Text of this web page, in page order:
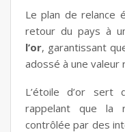
Le plan de relance
retour du pays à
l’or, garantissant
adossé à une valeur
L’étoile d’or sert
rappelant que la
contrôlée par des